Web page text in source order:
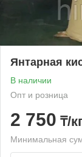
Янтарная
В наличии
Опт и розница
2 750 ₸/
Минимальная